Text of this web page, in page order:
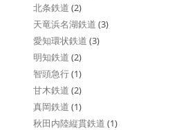
北条鉄道 (2)
天竜浜名湖鉄道 (3)
愛知環状鉄道 (3)
明知鉄道 (2)
智頭急行(1)
甘木鉄道 (2)
真岡鉄道 (1)
秋田内陸縦貫鉄道 (1)